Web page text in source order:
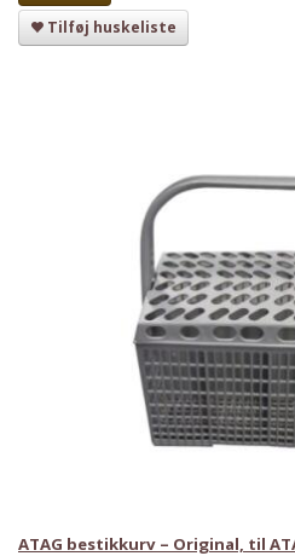
Tilføj huskeliste
ATAG bestikkurv – Original, til